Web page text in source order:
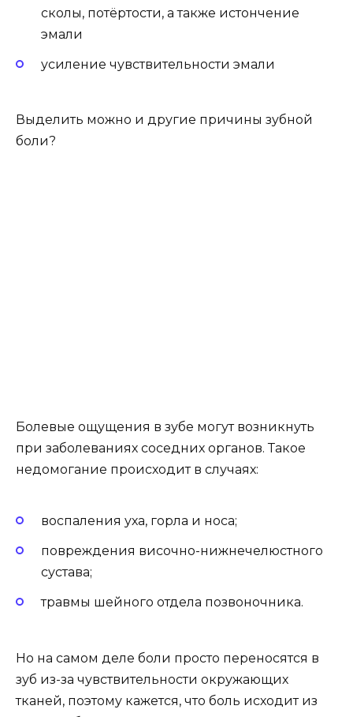
сколы, потёртости, а также истончение
эмали
усиление чувствительности эмали
Выделить можно и другие причины зубной
боли?
Болевые ощущения в зубе могут возникнуть
при заболеваниях соседних органов. Такое
недомогание происходит в случаях:
воспаления уха, горла и носа;
повреждения височно-нижнечелюстного
сустава;
травмы шейного отдела позвоночника.
Но на самом деле боли просто переносятся в
зуб из-за чувствительности окружающих
тканей, поэтому кажется, что боль исходит из